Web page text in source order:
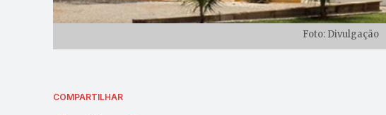
Foto: Divulgação
COMPARTILHAR